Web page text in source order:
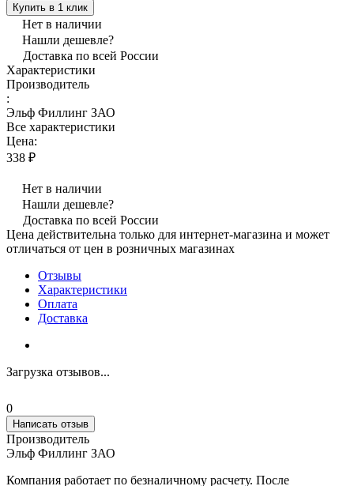
Купить в 1 клик
Нет в наличии
Нашли дешевле?
Доставка по всей России
Характеристики
Производитель
:
Эльф Филлинг ЗАО
Все характеристики
Цена:
338 ₽
Нет в наличии
Нашли дешевле?
Доставка по всей России
Цена действительна только для интернет-магазина и может
отличаться от цен в розничных магазинах
Отзывы
Характеристики
Оплата
Доставка
Загрузка отзывов...
0
Написать отзыв
Производитель
Эльф Филлинг ЗАО
Компания работает по безналичному расчету. После